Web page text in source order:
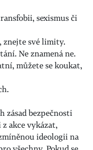
sexismus či
znejte své limity.
Ne znamená ne.
můžete se koukat,
zásad bezpečnosti
akce vykázat,
ideologii na